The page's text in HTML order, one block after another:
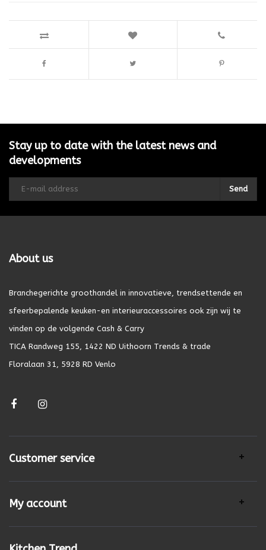
Stay up to date with the latest news and
developments
Send
About us
Branchegerichte groothandel in innovatieve, trendsettende en
sfeerbepalende keuken-en interieuraccessoires ook zijn wij te
vinden op de volgende Cash & Carry
TICA Randweg 155, 1422 ND Uithoorn Trends & trade
Floralaan 31, 5928 RD Venlo
Customer service
My account